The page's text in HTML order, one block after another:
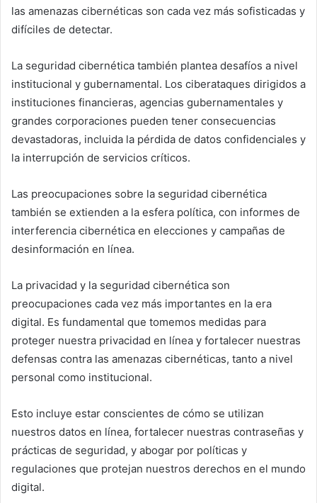
las amenazas cibernéticas son cada vez más sofisticadas y
difíciles de detectar.
La seguridad cibernética también plantea desafíos a nivel
institucional y gubernamental. Los ciberataques dirigidos a
instituciones financieras, agencias gubernamentales y
grandes corporaciones pueden tener consecuencias
devastadoras, incluida la pérdida de datos confidenciales y
la interrupción de servicios críticos.
Las preocupaciones sobre la seguridad cibernética
también se extienden a la esfera política, con informes de
interferencia cibernética en elecciones y campañas de
desinformación en línea.
La privacidad y la seguridad cibernética son
preocupaciones cada vez más importantes en la era
digital. Es fundamental que tomemos medidas para
proteger nuestra privacidad en línea y fortalecer nuestras
defensas contra las amenazas cibernéticas, tanto a nivel
personal como institucional.
Esto incluye estar conscientes de cómo se utilizan
nuestros datos en línea, fortalecer nuestras contraseñas y
prácticas de seguridad, y abogar por políticas y
regulaciones que protejan nuestros derechos en el mundo
digital.